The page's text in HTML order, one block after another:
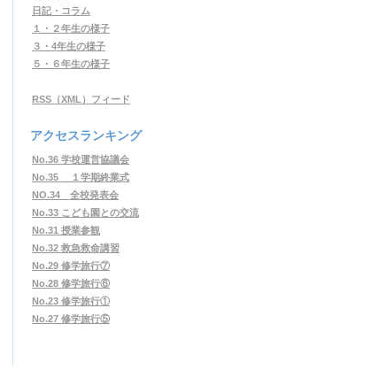
日記・コラム
１・２年生の様子
３・4年生の様子
５・６年生の様子
RSS（XML）フィード
アクセスランキング
No.36 学校運営協議会
No.35 １学期終業式
NO.34 全校発表会
No.33 こども園との交流
No.31 授業参観
No.32 救急救命講習
No.29 修学旅行⑦
No.28 修学旅行⑥
No.23 修学旅行①
No.27 修学旅行⑤